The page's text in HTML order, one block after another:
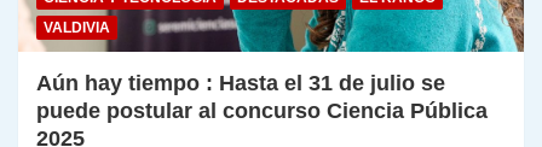
VALDIVIA
Aún hay tiempo : Hasta el 31 de julio se
puede postular al concurso Ciencia Pública
2025